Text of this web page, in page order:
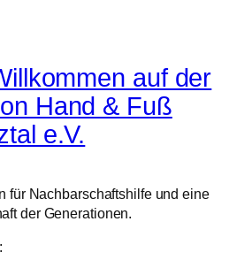
auf der
Hand & Fuß
e.V.
für Nachbarschaftshilfe und eine
der Generationen.